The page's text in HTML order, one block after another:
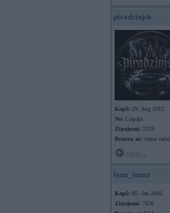
piradzinjsh
Kopš: 29. Aug 2012
No: Liepāja
Ziņojumi: 2578
Braucu ar: vienu radzi
bum_bumz
Kopš: 05. Jan 2006
Ziņojumi: 7636